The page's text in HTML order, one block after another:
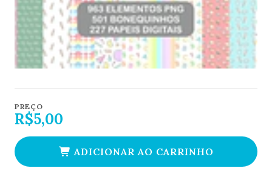
PREÇO
R$5,00
ADICIONAR AO CARRINHO